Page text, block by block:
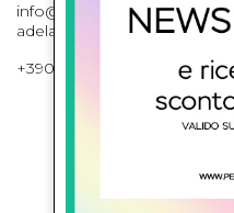
info@petitpasha.com,
+39081643421 ,
ISCRIVITI